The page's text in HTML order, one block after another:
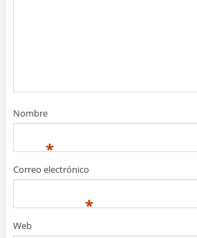
Nombre
*
Correo electrónico
*
Web